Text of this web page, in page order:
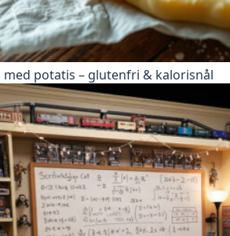
med potatis – glutenfri & kalorisnål